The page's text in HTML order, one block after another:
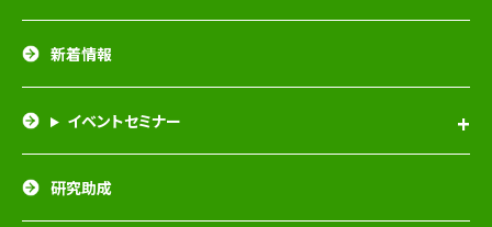
新着情報
イベントセミナー
研究助成